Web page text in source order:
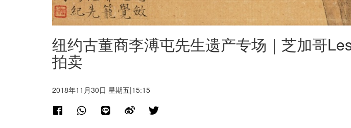
纽约古董商李溥屯先生遗产专场｜芝加哥
拍卖
2018年11月30日 星期五|15:15